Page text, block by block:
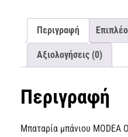
Περιγραφή
Αξιολογήσεις (0)
Περιγραφή
Μπαταρία μπάνιου MODEA